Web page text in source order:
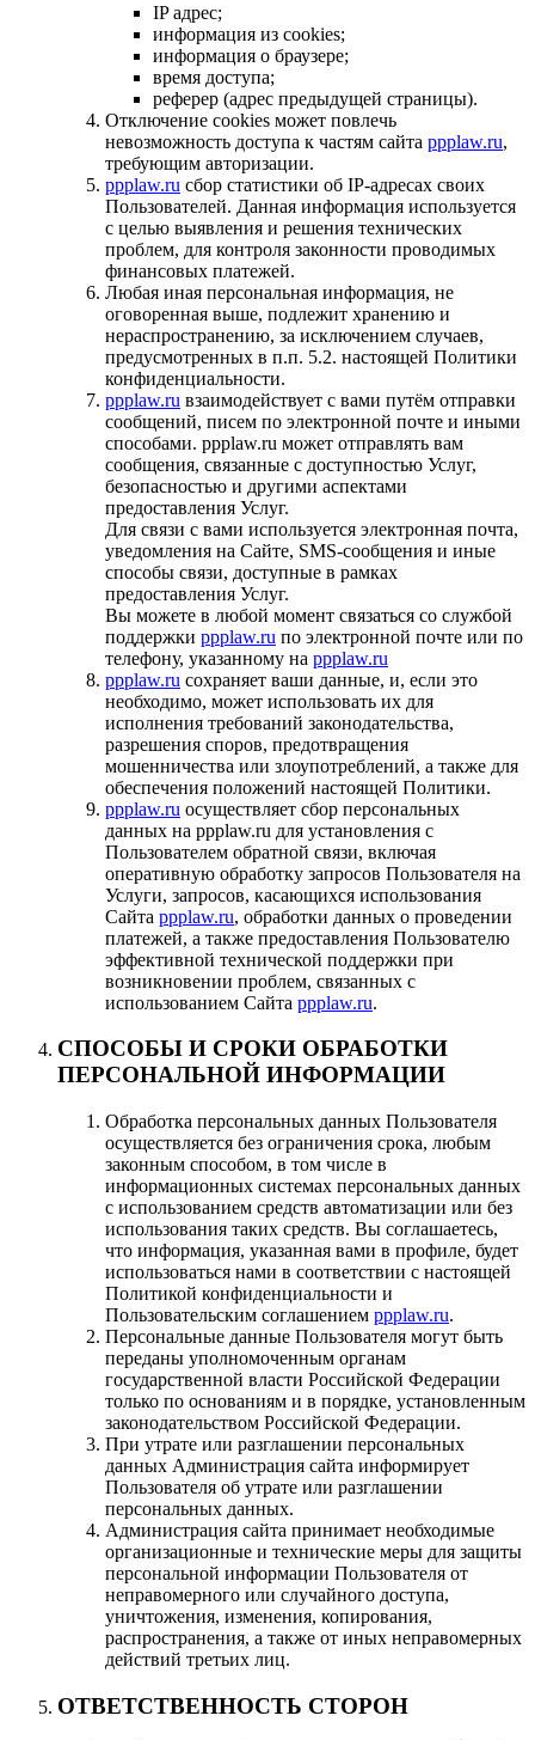
IP адрес;
информация из cookies;
информация о браузере;
время доступа;
реферер (адрес предыдущей страницы).
Отключение cookies может повлечь
невозможность доступа к частям сайта ppplaw.ru,
требующим авторизации.
ppplaw.ru сбор статистики об IP-адресах своих
Пользователей. Данная информация используется
с целью выявления и решения технических
проблем, для контроля законности проводимых
финансовых платежей.
Любая иная персональная информация, не
оговоренная выше, подлежит хранению и
нераспространению, за исключением случаев,
предусмотренных в п.п. 5.2. настоящей Политики
конфиденциальности.
ppplaw.ru взаимодействует с вами путём отправки
сообщений, писем по электронной почте и иными
способами. ppplaw.ru может отправлять вам
сообщения, связанные с доступностью Услуг,
безопасностью и другими аспектами
предоставления Услуг.
Для связи с вами используется электронная почта,
уведомления на Сайте, SMS-сообщения и иные
способы связи, доступные в рамках
предоставления Услуг.
Вы можете в любой момент связаться со службой
поддержки ppplaw.ru по электронной почте или по
телефону, указанному на ppplaw.ru
ppplaw.ru сохраняет ваши данные, и, если это
необходимо, может использовать их для
исполнения требований законодательства,
разрешения споров, предотвращения
мошенничества или злоупотреблений, а также для
обеспечения положений настоящей Политики.
ppplaw.ru осуществляет сбор персональных
данных на ppplaw.ru для установления с
Пользователем обратной связи, включая
оперативную обработку запросов Пользователя на
Услуги, запросов, касающихся использования
Сайта ppplaw.ru, обработки данных о проведении
платежей, а также предоставления Пользователю
эффективной технической поддержки при
возникновении проблем, связанных с
использованием Сайта ppplaw.ru.
СПОСОБЫ И СРОКИ ОБРАБОТКИ
ПЕРСОНАЛЬНОЙ ИНФОРМАЦИИ
Обработка персональных данных Пользователя
осуществляется без ограничения срока, любым
законным способом, в том числе в
информационных системах персональных данных
с использованием средств автоматизации или без
использования таких средств. Вы соглашаетесь,
что информация, указанная вами в профиле, будет
использоваться нами в соответствии с настоящей
Политикой конфиденциальности и
Пользовательским соглашением ppplaw.ru.
Персональные данные Пользователя могут быть
переданы уполномоченным органам
государственной власти Российской Федерации
только по основаниям и в порядке, установленным
законодательством Российской Федерации.
При утрате или разглашении персональных
данных Администрация сайта информирует
Пользователя об утрате или разглашении
персональных данных.
Администрация сайта принимает необходимые
организационные и технические меры для защиты
персональной информации Пользователя от
неправомерного или случайного доступа,
уничтожения, изменения, копирования,
распространения, а также от иных неправомерных
действий третьих лиц.
ОТВЕТСТВЕННОСТЬ СТОРОН